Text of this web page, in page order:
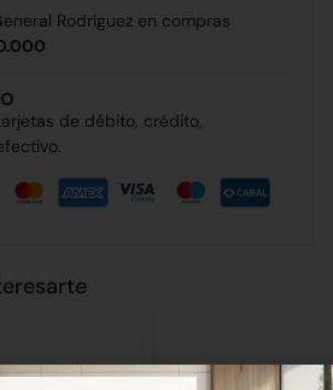
Rodríguez en compras
de débito, crédito,